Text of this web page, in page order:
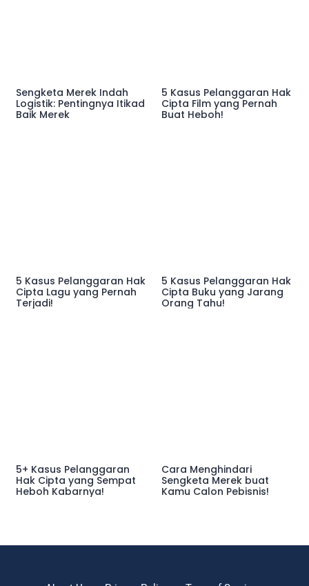
Sengketa Merek Indah
Logistik: Pentingnya Itikad
Baik Merek
5 Kasus Pelanggaran Hak
Cipta Film yang Pernah
Buat Heboh!
5 Kasus Pelanggaran Hak
Cipta Lagu yang Pernah
Terjadi!
5 Kasus Pelanggaran Hak
Cipta Buku yang Jarang
Orang Tahu!
5+ Kasus Pelanggaran
Hak Cipta yang Sempat
Heboh Kabarnya!
Cara Menghindari
Sengketa Merek buat
Kamu Calon Pebisnis!